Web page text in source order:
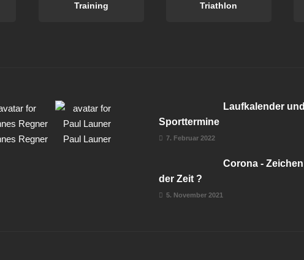
Training Triathlon
Regner
Paul Launer
Laufkalender und
Sporttermine
7. Februar 2022
Corona - Zeichen
der Zeit ?
5. November 2021